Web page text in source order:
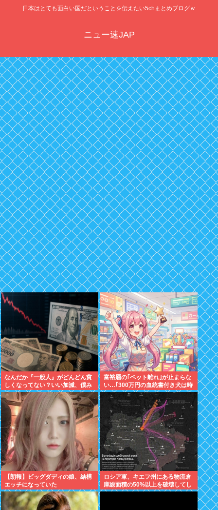
日本はとても面白い国だということを伝えたい5chまとめブログｗ
ニュー速JAP
なんだか『一般人』がどんどん貧
しくなってない？いい加減、僕み
たいに副業したら？週に2日休む
時代は終わったんだよ
富裕層の｢ペット離れ｣が止まらな
い…｢300万円の血統書付き犬は時
代遅れ｣という真のお金持ちが"向
かった先"
【朗報】ビッグダディの娘、結構
エッチになっていた
ロシア軍、キエフ州にある物流倉
庫総面積の50%以上を破壊してし
まう 日本のマスコミ「報道しませ